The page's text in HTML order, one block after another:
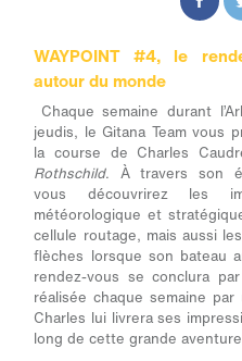
WAYPOINT #4, le
autour du monde
Chaque semaine durant
jeudis, le Gitana Team vous
la course de Charles
Rothschild. À travers son
vous découvrirez les
météorologique et
cellule routage, mais aussi
flèches lorsque son bateau
rendez-vous se conclura
réalisée chaque semaine
Charles lui livrera ses
long de cette grande